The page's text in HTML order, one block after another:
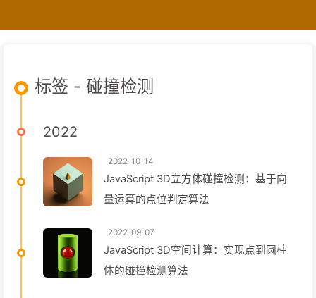
标签 - 碰撞检测
2022
2022-10-14
JavaScript 3D立方体碰撞检测：基于向
量运算的点位判定算法
2022-09-07
JavaScript 3D空间计算：实现点到圆柱
体的碰撞检测算法